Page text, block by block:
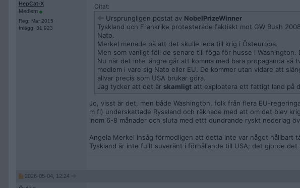
HepCat-X
Medlem
Reg: Mar 2015
Inlägg: 31 923
Citat:
Ursprungligen postat av NobelPrizeWinner
Tyskland och Frankrike protesterade faktiskt mot GW Bush
Nato.
Merkel menade på att det skulle leda till krig i Östeuropa.
Men som vanligt föll de senare till föga för husse i
Nu när det inte längre går att komma med bara propaganda så
medlem i vare sig Nato eller EU. De kommer utan vidare att
allvar precis som USA brukar göra.
Jag tycker att det är skamligt att exploatera ett fattigt land på
Jo, visst är det, men både Washington, folk från flera EU-
m fl) underskattade Ryssland och räknade med att om det blev
inom 6-8 månader och sluta med ettt dundrande ryskt nederlag
Angela Merkel insåg förmodligen att detta inte var något hållbart
Tyskland är inte fullt suveränt i förhållande till USA; det gjorde
2026-05-04, 12:24